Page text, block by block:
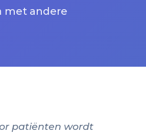
met andere
patiënten wordt